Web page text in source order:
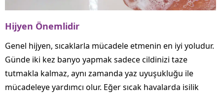
Hijyen Önemlidir
Genel hijyen, sıcaklarla mücadele etmenin en iyi yoludur.
Günde iki kez banyo yapmak sadece cildinizi taze
tutmakla kalmaz, aynı zamanda yaz uyuşukluğu ile
mücadeleye yardımcı olur. Eğer sıcak havalarda isilik